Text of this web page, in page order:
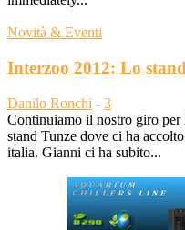
Novità & Eventi
Interzoo 2012: Lo
Danilo Ronchi - 3
Continuiamo il nostro giro
stand Tunze dove ci ha
italia. Gianni ci ha subito...